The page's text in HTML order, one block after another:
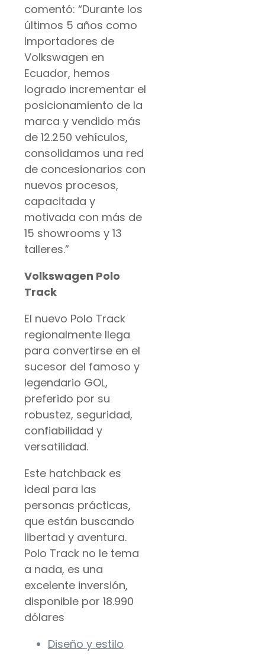
comentó: “Durante los
últimos 5 años como
Importadores de
Volkswagen en
Ecuador, hemos
logrado incrementar el
posicionamiento de la
marca y vendido más
de 12.250 vehículos,
consolidamos una red
de concesionarios con
nuevos procesos,
capacitada y
motivada con más de
15 showrooms y 13
talleres.”
Volkswagen Polo
Track
El nuevo Polo Track
regionalmente llega
para convertirse en el
sucesor del famoso y
legendario GOL,
preferido por su
robustez, seguridad,
confiabilidad y
versatilidad.
Este hatchback es
ideal para las
personas prácticas,
que están buscando
libertad y aventura.
Polo Track no le tema
a nada, es una
excelente inversión,
disponible por 18.990
dólares
Diseño y estilo